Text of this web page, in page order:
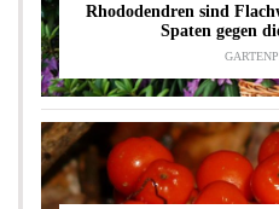
Rhododendren sind
Spaten gegen